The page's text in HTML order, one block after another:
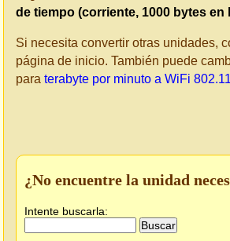
de tiempo (corriente, 1000 bytes en
Si necesita convertir otras unidades,
página de inicio. También puede
para terabyte por minuto a WiFi
¿No encuentre la unidad
Intente buscarla: